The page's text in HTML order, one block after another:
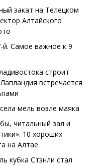
закат на Телецком
Алтайского
й. Самое важное к 9
строит
встречается
мель возле маяка
читальный зал и
10 хороших
на Алтае
кубка Стэнли стал